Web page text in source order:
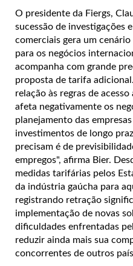
O presidente da Fiergs,
sucessão de investigações
comerciais gera um
para os negócios
acompanha com grande
proposta de tarifa
relação às regras de
afeta negativamente os
planejamento das
investimentos de longo
precisam é de
empregos", afirma Bier.
medidas tarifárias pelos
da indústria gaúcha para
registrando retração
implementação de novas
dificuldades enfrentadas
reduzir ainda mais sua
concorrentes de outros